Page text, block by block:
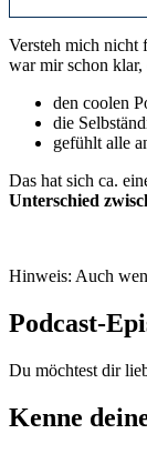
Versteh mich nicht
war mir schon
den coolen
die
gefühlt alle
Das hat sich ca.
Unterschied
Hinweis: Auch
Podcast-
Du möchtest dir
Kenne